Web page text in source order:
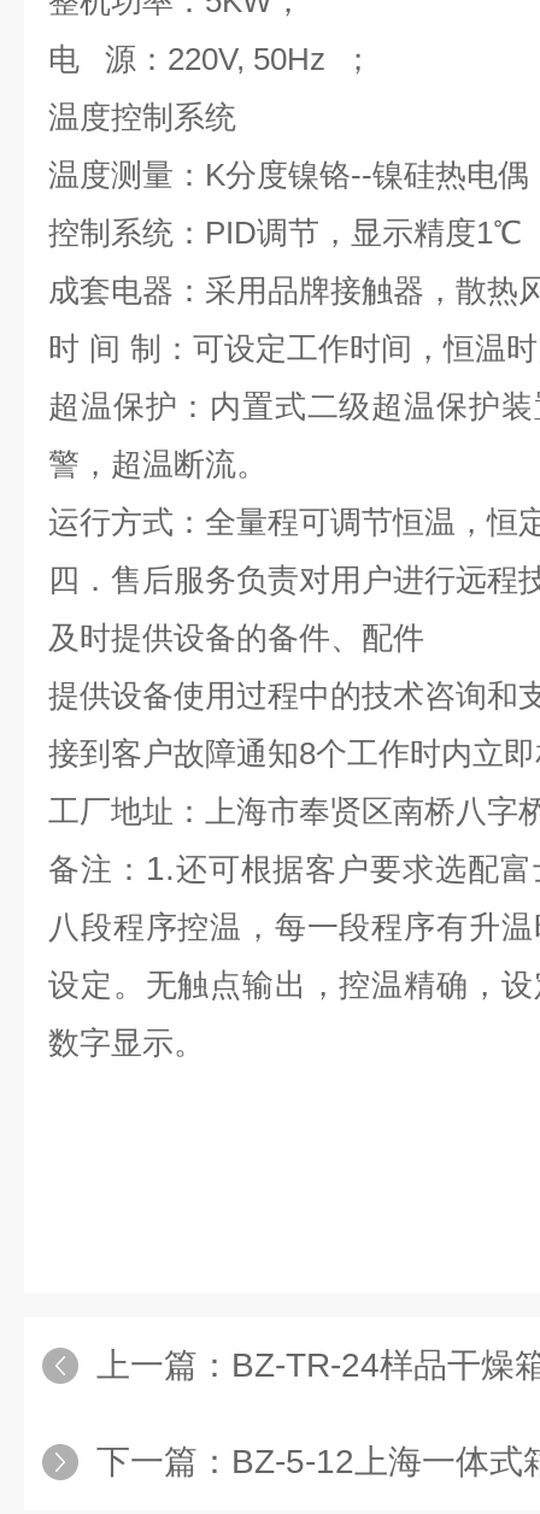
电
源： 220V, 50Hz
；
温度控制系统
温度测量： K分度镍铬--镍硅热电偶
控制系统： PID调节，显示精度1℃
成套电器：采用品牌接触器，散热
时 间 制：可设定工作时间，恒温
超温保护：内置式二级超温保护
警，超温断流。
运行方式：全量程可调节恒温，恒
四．售后服务负责对用户进行远程
及时提供设备的备件、配件
提供设备使用过程中的技术咨询和
接到客户故障通知8个工作时内立
工厂地址：上海市奉贤区南桥八字
备注： 1.还可根据客户要求选配
八段程序控温，每一段程序有升
设定。无触点输出，控温精确，
数字显示。
上一篇： BZ-TR-24样品干燥
下一篇： BZ-5-12上海一体式